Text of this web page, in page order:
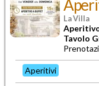
La Villa
Tavolo
Aperitivi